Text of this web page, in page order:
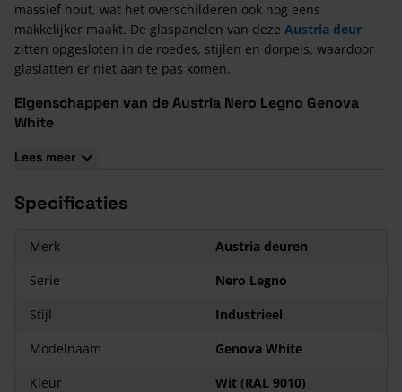
massief hout, wat het overschilderen ook nog eens
makkelijker maakt. De glaspanelen van deze Austria deur
zitten opgesloten in de roedes, stijlen en dorpels, waardoor
glaslatten er niet aan te pas komen.
Eigenschappen van de Austria Nero Legno Genova
White
Op de deur zit 12 jaar garantie
Het krukgat zit op 105 cm van de onderkant van de deur
Maatwerkproduct Austria Nero Legno Genova White
Deze deur is in alle afmetingen een maatwerkproduct. Deze
Lees meer
Specificaties
Merk
Austria deuren
Serie
Nero Legno
Stijl
Industrieel
Modelnaam
Genova White
Kleur
Wit (RAL 9010)